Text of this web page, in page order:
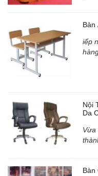
Bàn
iếp
Nội
Da
Vừa
Bàn